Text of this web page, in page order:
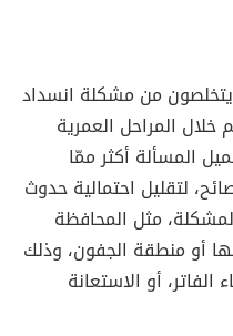
يتخلصون من مشكلة انسداد
خلال المراحل العمرية
المسألة أكثر ممّا
لتقليل احتمالية حدوث
مثل المحافظة
أو منطقة الجفون، وذلك
أو الاستعانة